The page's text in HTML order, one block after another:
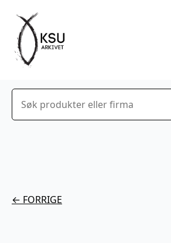
Søk
← FORRIGE